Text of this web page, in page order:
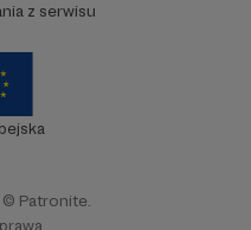
z serwisu
Patronite.